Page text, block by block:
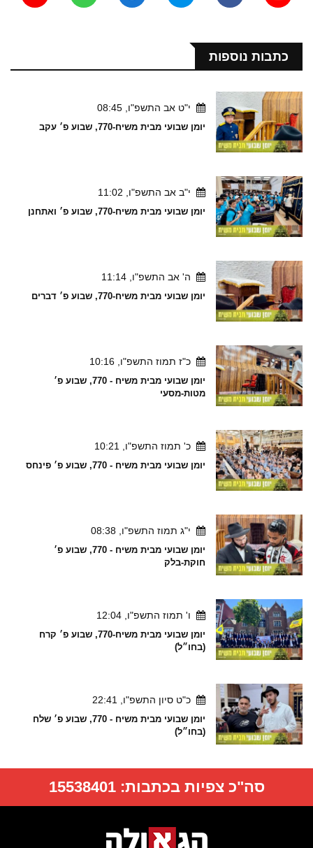
כתבות נוספות
י"ט אב התשפ"ו, 08:45
יומן שבועי מבית משיח-770, שבוע פ׳ עקב
י"ב אב התשפ"ו, 11:02
יומן שבועי מבית משיח-770, שבוע פ׳ ואתחנן
ה' אב התשפ"ו, 11:14
יומן שבועי מבית משיח-770, שבוע פ׳ דברים
כ"ז תמוז התשפ"ו, 10:16
יומן שבועי מבית משיח - 770, שבוע פ׳
מטות-מסעי
כ' תמוז התשפ"ו, 10:21
יומן שבועי מבית משיח - 770, שבוע פ׳ פינחס
י"ג תמוז התשפ"ו, 08:38
יומן שבועי מבית משיח - 770, שבוע פ׳
חוקת-בלק
ו' תמוז התשפ"ו, 12:04
יומן שבועי מבית משיח-770, שבוע פ׳ קרח
(בחו״ל)
כ"ט סיון התשפ"ו, 22:41
יומן שבועי מבית משיח - 770, שבוע פ׳ שלח
(בחו״ל)
סה"כ צפיות בכתבות:15538401